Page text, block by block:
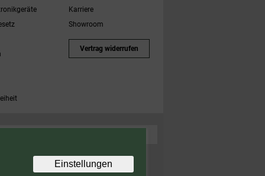
Karriere
Showroom
Vertrag widerrufen
Zubehörartikel. Nicht einlösbar auf bereits rabattierte
Einstellungen